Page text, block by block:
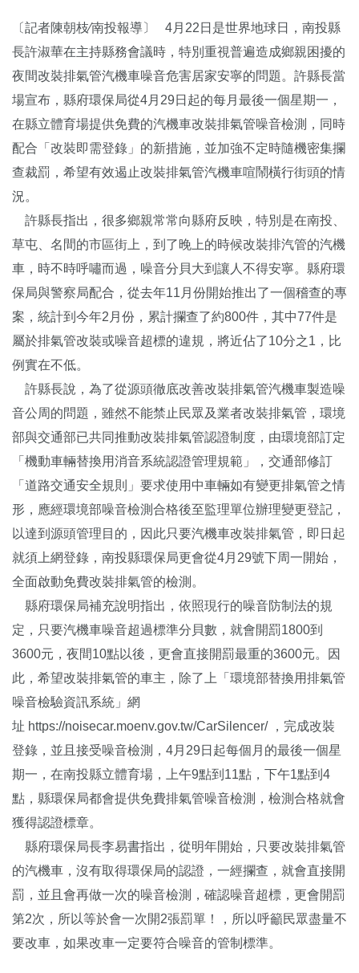
〔記者陳朝枝∕南投報導〕 4月22日是世界地球日，南投縣
長許淑華在主持縣務會議時，特別重視普遍造成鄉親困擾的
夜間改裝排氣管汽機車噪音危害居家安寧的問題。許縣長當
場宣布，縣府環保局從4月29日起的每月最後一個星期一，
在縣立體育場提供免費的汽機車改裝排氣管噪音檢測，同時
配合「改裝即需登錄」的新措施，並加強不定時隨機密集攔
查裁罰，希望有效遏止改裝排氣管汽機車喧鬧橫行街頭的情
況。
許縣長指出，很多鄉親常常向縣府反映，特別是在南投、
草屯、名間的市區街上，到了晚上的時候改裝排汽管的汽機
車，時不時呼嘯而過，噪音分貝大到讓人不得安寧。縣府環
保局與警察局配合，從去年11月份開始推出了一個稽查的專
案，統計到今年2月份，累計攔查了約800件，其中77件是
屬於排氣管改裝或噪音超標的違規，將近佔了10分之1，比
例實在不低。
許縣長說，為了從源頭徹底改善改裝排氣管汽機車製造噪
音公周的問題，雖然不能禁止民眾及業者改裝排氣管，環境
部與交通部已共同推動改裝排氣管認證制度，由環境部訂定
「機動車輛替換用消音系統認證管理規範」，交通部修訂
「道路交通安全規則」要求使用中車輛如有變更排氣管之情
形，應經環境部噪音檢測合格後至監理單位辦理變更登記，
以達到源頭管理目的，因此只要汽機車改裝排氣管，即日起
就須上網登錄，南投縣環保局更會從4月29號下周一開始，
全面啟動免費改裝排氣管的檢測。
縣府環保局補充說明指出，依照現行的噪音防制法的規
定，只要汽機車噪音超過標準分貝數，就會開罰1800到
3600元，夜間10點以後，更會直接開罰最重的3600元。因
此，希望改裝排氣管的車主，除了上「環境部替換用排氣管
噪音檢驗資訊系統」網
址 https://noisecar.moenv.gov.tw/CarSilencer/，完成改裝
登錄，並且接受噪音檢測，4月29日起每個月的最後一個星
期一，在南投縣立體育場，上午9點到11點，下午1點到4
點，縣環保局都會提供免費排氣管噪音檢測，檢測合格就會
獲得認證標章。
縣府環保局長李易書指出，從明年開始，只要改裝排氣管
的汽機車，沒有取得環保局的認證，一經攔查，就會直接開
罰，並且會再做一次的噪音檢測，確認噪音超標，更會開罰
第2次，所以等於會一次開2張罰單！，所以呼籲民眾盡量不
要改車，如果改車一定要符合噪音的管制標準。